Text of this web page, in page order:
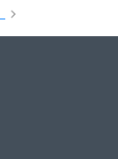
keyboard_arrow_right